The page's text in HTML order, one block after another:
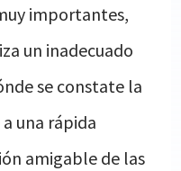
importantes,
un inadecuado
se constate la
una rápida
amigable de las